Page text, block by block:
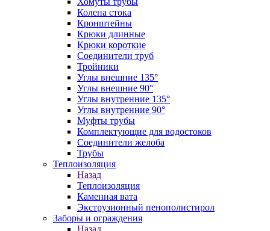
Колена стока
Кронштейны
Крюки длинные
Крюки короткие
Соединители труб
Тройники
Углы внешние 135°
Углы внешние 90°
Углы внутренние 135°
Углы внутренние 90°
Муфты трубы
Комплектующие для водостоков
Соединители желоба
Трубы
Теплоизоляция
Назад
Теплоизоляция
Каменная вата
Экструзионный пенополистирол
Заборы и ограждения
Назад